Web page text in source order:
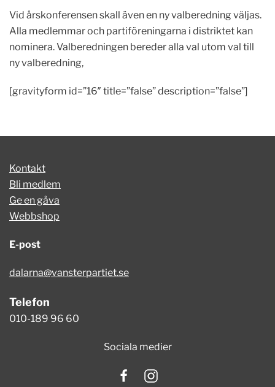
Vid årskonferensen skall även en ny valberedning väljas.
Alla medlemmar och partiföreningarna i distriktet kan
nominera. Valberedningen bereder alla val utom val till
ny valberedning,
[gravityform id=”16″ title=”false” description=”false”]
Kontakt
Bli medlem
Ge en gåva
Webbshop
E-post
dalarna@vansterpartiet.se
Telefon
010-189 96 60
Sociala medier